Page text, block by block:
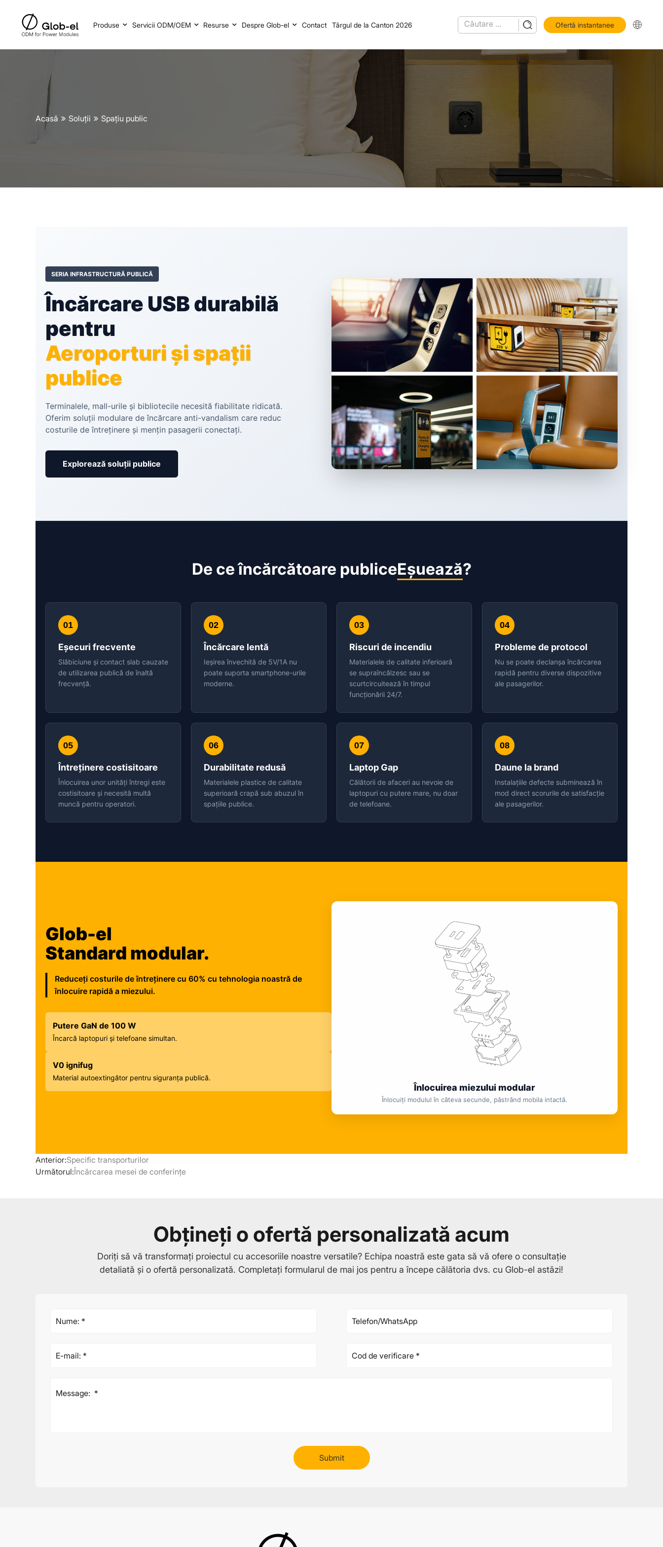
Produse Servicii ODM/OEM Resurse Despre Glob-el Contact Târgul de la Canton 2026 Ofertă instantanee
Acasă Soluții Spațiu public
SERIA INFRASTRUCTURĂ PUBLICĂ
Încărcare USB durabilă
pentru
Aeroporturi și spații
publice
Terminalele, mall-urile și bibliotecile necesită fiabilitate ridicată.
Oferim soluții modulare de încărcare anti-vandalism care reduc
costurile de întreținere și mențin pasagerii conectați.
Explorează soluții publice
De ce încărcătoare publiceEșuează?
01
Eșecuri frecvente
Slăbiciune și contact slab cauzate
de utilizarea publică de înaltă
frecvență.
02
Încărcare lentă
Ieșirea învechită de 5V/1A nu
poate suporta smartphone-urile
moderne.
03
Riscuri de incendiu
Materialele de calitate inferioară
se supraîncălzesc sau se
scurtcircuitează în timpul
funcționării 24/7.
04
Probleme de protocol
Nu se poate declanșa încărcarea
rapidă pentru diverse dispozitive
ale pasagerilor.
05
Întreținere costisitoare
Înlocuirea unor unități întregi este
costisitoare și necesită multă
muncă pentru operatori.
06
Durabilitate redusă
Materialele plastice de calitate
superioară crapă sub abuzul în
spațiile publice.
07
Laptop Gap
Călătorii de afaceri au nevoie de
laptopuri cu putere mare, nu doar
de telefoane.
08
Daune la brand
Instalațiile defecte subminează în
mod direct scorurile de satisfacție
ale pasagerilor.
Glob-el
Standard modular.
Reduceți costurile de întreținere cu 60% cu tehnologia noastră de
înlocuire rapidă a miezului.
Putere GaN de 100 W
Încarcă laptopuri și telefoane simultan.
V0 ignifug
Material autoextingător pentru siguranța publică.
Înlocuirea miezului modular
Înlocuiți modulul în câteva secunde, păstrând mobila intactă.
Anterior:Specific transporturilor
Următorul:Încărcarea mesei de conferințe
Obțineți o ofertă personalizată acum
Doriți să vă transformați proiectul cu accesoriile noastre versatile? Echipa noastră este gata să vă ofere o consultație
detaliată și o ofertă personalizată. Completați formularul de mai jos pentru a începe călătoria dvs. cu Glob-el astăzi!